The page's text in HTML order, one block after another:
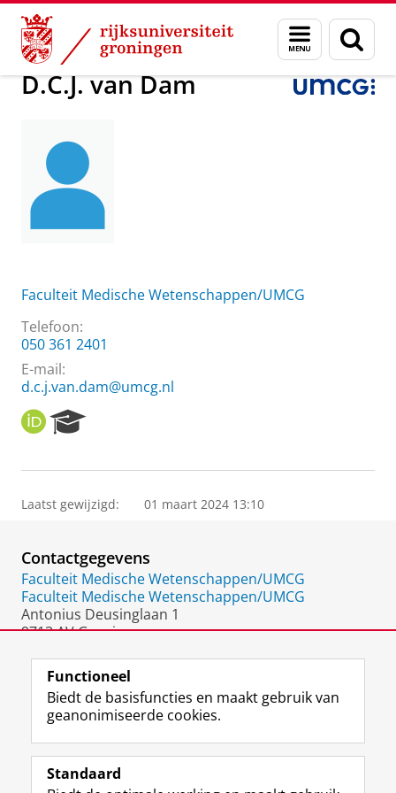
Skip
Content
Skip
Navigation
Menu
en
zoeken
Over ons D.C.J. van Dam
D.C.J. van Dam
Faculteit Medische Wetenschappen/UMCG
Telefoon:
050 361 2401
E-mail:
d.c.j.van.dam@umcg.nl
O
R
I
e
r
P
o
r
t
a
Laatst gewijzigd: 01 maart 2024 13:10
Contactgegevens
Faculteit Medische Wetenschappen/UMCG
Faculteit Medische Wetenschappen/UMCG
Antonius Deusinglaan 1
9713 AV Groningen
Volg de RUG
F
a
L
i
R
S
I
n
Y
o
Functioneel
Biedt de basisfuncties en maakt gebruik van
geanonimiseerde cookies.
Standaard